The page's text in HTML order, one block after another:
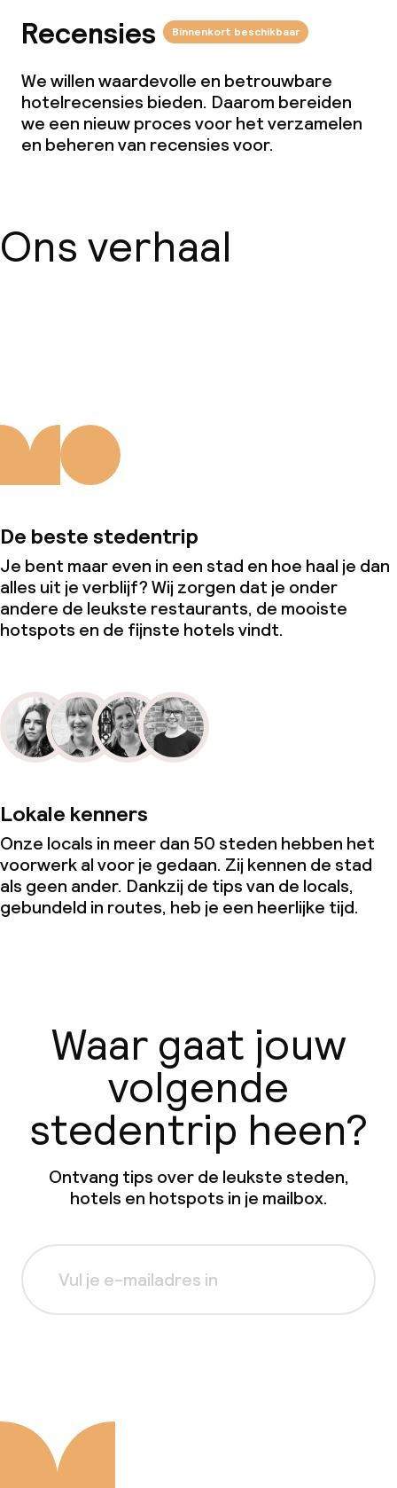
Recensies Binnenkort beschikbaar
We willen waardevolle en betrouwbare
hotelrecensies bieden. Daarom bereiden
we een nieuw proces voor het verzamelen
en beheren van recensies voor.
Ons verhaal
De beste stedentrip
Je bent maar even in een stad en hoe haal je dan
alles uit je verblijf? Wij zorgen dat je onder
andere de leukste restaurants, de mooiste
hotspots en de fijnste hotels vindt.
Lokale kenners
Onze locals in meer dan 50 steden hebben het
voorwerk al voor je gedaan. Zij kennen de stad
als geen ander. Dankzij de tips van de locals,
gebundeld in routes, heb je een heerlijke tijd.
Waar gaat jouw
volgende
stedentrip heen?
Ontvang tips over de leukste steden,
hotels en hotspots in je mailbox.